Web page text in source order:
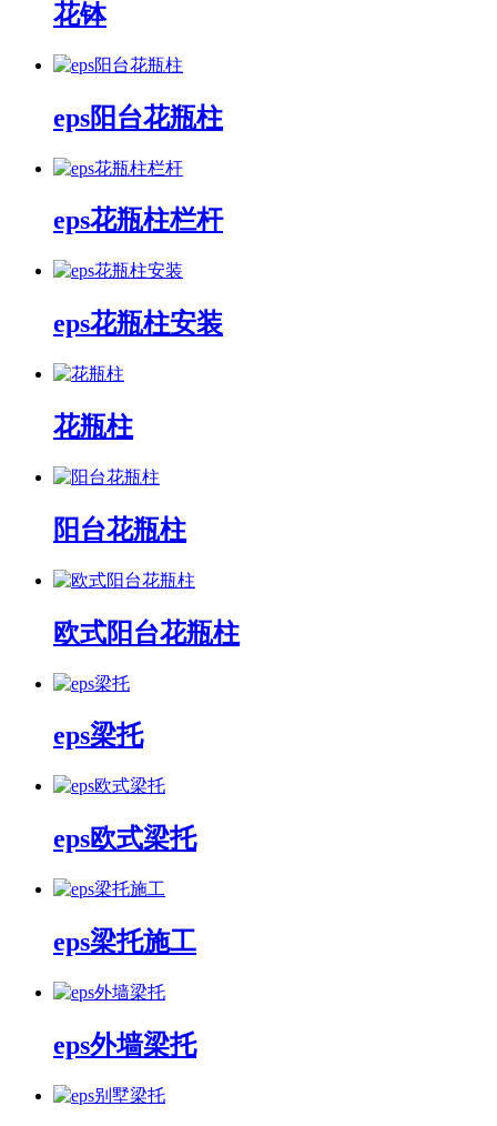
花钵
eps阳台花瓶柱
eps花瓶柱栏杆
eps花瓶柱安装
花瓶柱
阳台花瓶柱
欧式阳台花瓶柱
eps梁托
eps欧式梁托
eps梁托施工
eps外墙梁托